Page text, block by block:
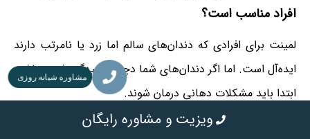
افراد مناسب است؟
لمینت برای افرادی که دندان‌های سالم اما زرد یا نامرتب دارند
ایده‌آل است. اما اگر دندان‌های شما دچار پوسیدگی شدید باشد،
ابتدا باید مشکلات دهانی درمان شوند.
نویسنده این مطلب
ویزیت و مشاوره رایگان
مشاوره شبانه روزی